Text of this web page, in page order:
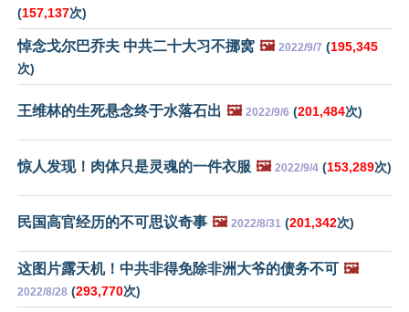
(157,137次)
悼念戈尔巴乔夫 中共二十大习不挪窝 🖼️ 2022/9/7 (195,345
次)
王维林的生死悬念终于水落石出 🖼️ 2022/9/6 (201,484次)
惊人发现！肉体只是灵魂的一件衣服 🖼️ 2022/9/4 (153,289次)
民国高官经历的不可思议奇事 🖼️ 2022/8/31 (201,342次)
这图片露天机！中共非得免除非洲大爷的债务不可 🖼️
2022/8/28 (293,770次)